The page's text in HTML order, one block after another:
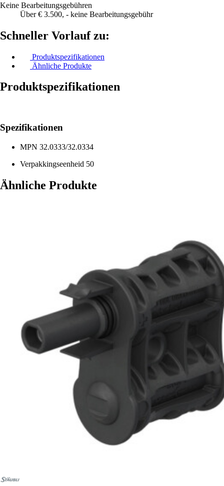
Keine Bearbeitungsgebühren
Über € 3.500, - keine Bearbeitungsgebühr
Schneller Vorlauf zu:
Produktspezifikationen
Ähnliche Produkte
Produktspezifikationen
Spezifikationen
MPN 32.0333/32.0334
Verpakkingseenheid 50
Ähnliche Produkte